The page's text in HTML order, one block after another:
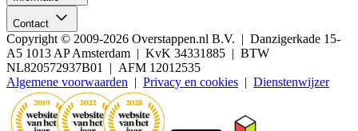
Contact
Copyright © 2009-2026 Overstappen.nl B.V. | Danzigerkade 15-
A5 1013 AP Amsterdam | KvK 34331885 | BTW
NL820572937B01 | AFM 12012535
Algemene voorwaarden | Privacy en cookies | Dienstenwijzer